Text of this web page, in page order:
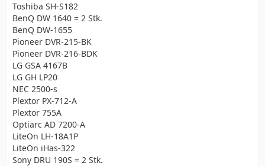
Toshiba SH-S182
BenQ DW 1640 = 2 Stk.
BenQ DW-1655
Pioneer DVR-215-BK
Pioneer DVR-216-BDK
LG GSA 4167B
LG GH LP20
NEC 2500-s
Plextor PX-712-A
Plextor 755A
Optiarc AD 7200-A
LiteOn LH-18A1P
LiteOn iHas-322
Sony DRU 190S = 2 Stk.